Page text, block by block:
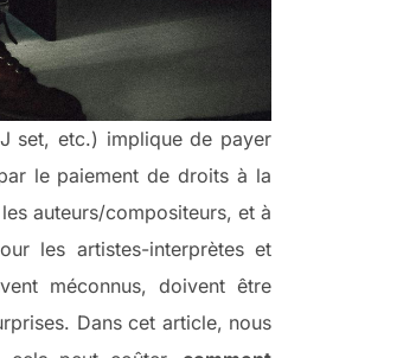
set, etc.) implique de payer
le paiement de droits à la
auteurs/compositeurs, et à
les artistes-interprètes et
méconnus, doivent être
Dans cet article, nous